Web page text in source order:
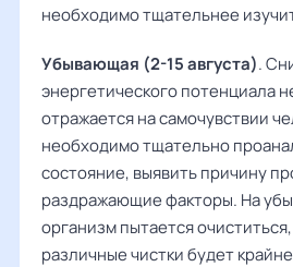
необходимо тщательнее
Убывающая (2-15 августа).
энергетического потенциала
отражается на самочувствии
необходимо тщательно
состояние, выявить причину
раздражающие факторы. На
организм пытается
различные чистки будет